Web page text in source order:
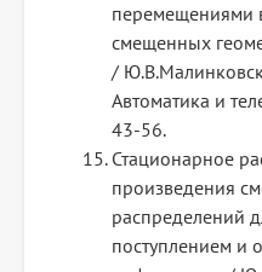
перемещениями
смещенных
/
Автоматика и
43-56.
Стационарное
произведения
распределений
поступлением и